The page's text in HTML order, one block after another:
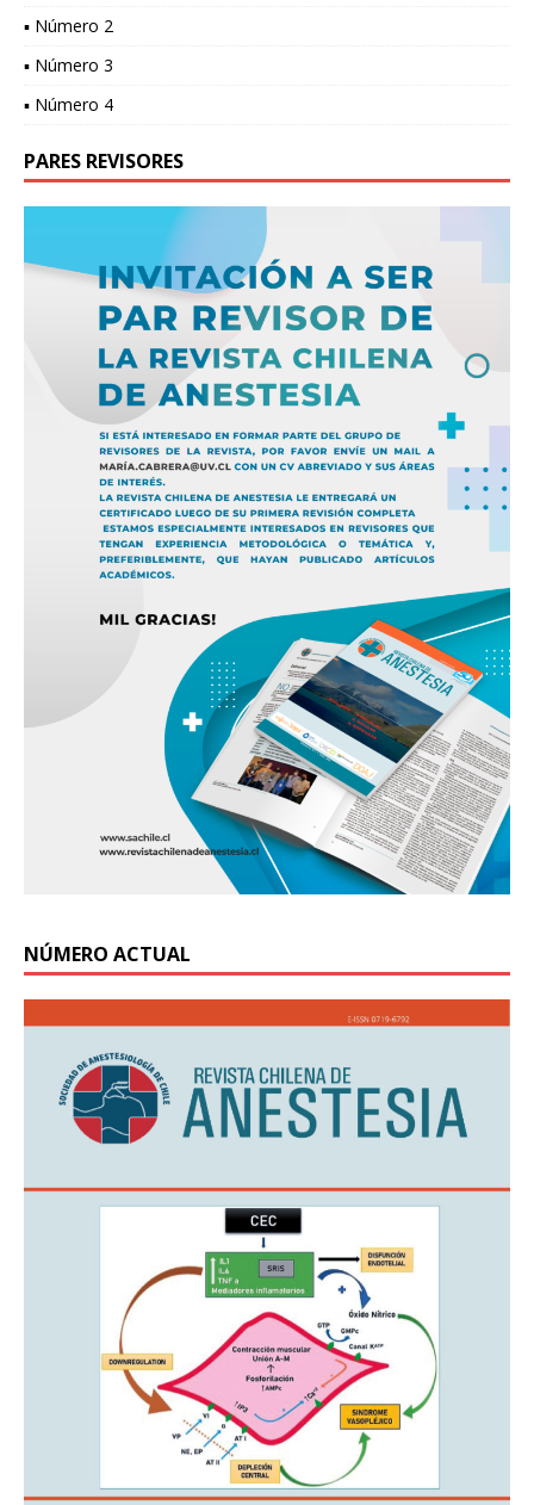
▪ Número 2
▪ Número 3
▪ Número 4
PARES REVISORES
NÚMERO ACTUAL